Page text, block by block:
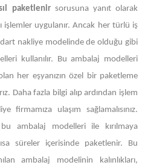
paketlenirsorusuna yanıt olarak
işlemler uygulanır. Ancak her türlü iş
nakliye modelinde de olduğu gibi
kullanılır. Bu ambalaj modelleri
her eşyanızın özel bir paketleme
Daha fazla bilgi alıp ardından işlem
firmamıza ulaşım sağlamalısınız.
ambalaj modelleri ile kırılmaya
süreler içerisinde paketlenir. Bu
ambalaj modelinin kalınlıkları,